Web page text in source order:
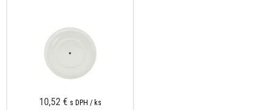
10,52 € s DPH / ks